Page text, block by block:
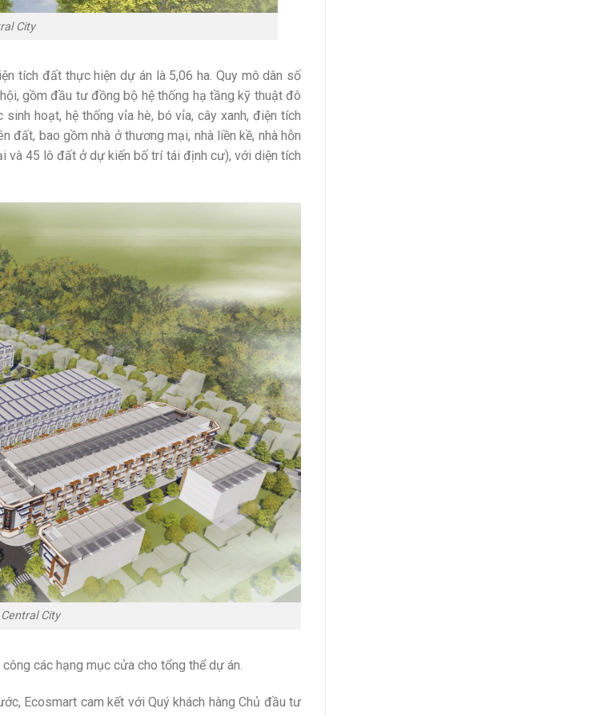
City
tích đất thực hiện dự án là 5,06 ha. Quy mô dân số
gồm đầu tư đồng bộ hệ thống hạ tầng kỹ thuật đô
hoạt, hệ thống vỉa hè, bó vỉa, cây xanh, điện tích
đất, bao gồm nhà ở thương mại, nhà liền kề, nhà hỗn
và 45 lô đất ở dự kiến bố trí tái định cư), với diện tích
City
các hạng mục cửa cho tổng thể dự án.
Ecosmart cam kết với Quý khách hàng Chủ đầu tư